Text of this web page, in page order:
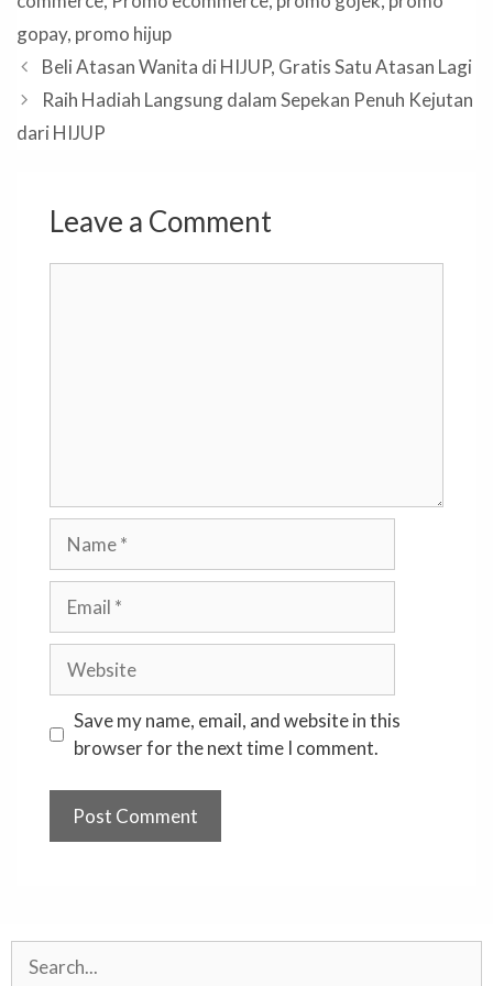
gopay, promo hijup
Beli Atasan Wanita di HIJUP, Gratis Satu Atasan Lagi
Raih Hadiah Langsung dalam Sepekan Penuh Kejutan
dari HIJUP
Leave a Comment
Name
Email
Website
Save my name, email, and website in this
browser for the next time I comment.